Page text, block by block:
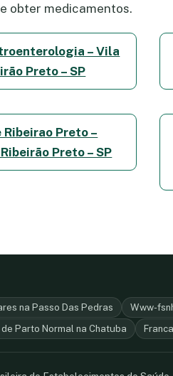
obter medicamentos.
– Vila
Preto – SP
Ribeirao Preto –
Preto – SP
na Passo Das Pedras Www-
Parto Normal na Chatuba